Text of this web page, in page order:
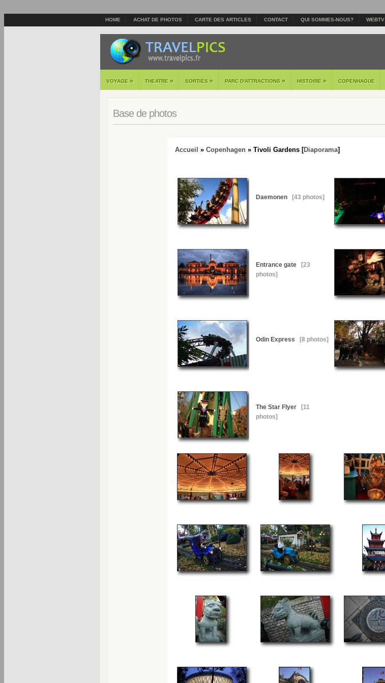
HOME ACHAT DE PHOTOS CARTE DES ARTICLES CONTACT QUI SOMMES-NOUS? WEBTV
VOYAGE » THEATRE » SORTIES » PARC D'ATTRACTIONS » HISTOIRE » COPENHAGUE
Base de photos
Accueil » Copenhagen» Tivoli Gardens [Diaporama]
Daemonen[43 photos]
Entrance gate[23
photos]
Odin Express [8 photos]
The Star Flyer[11
photos]